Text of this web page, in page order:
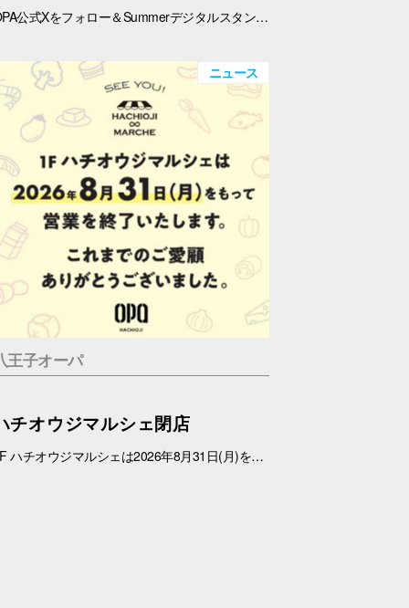
OPA公式Xをフォロー＆Summerデジタルスタンプラリーで撮影したARフォトを投稿して、OPA VIVRE FORUSアプリのショッピングチケットをゲットしよう！ ■ 景品 500円分のアプリショッピングチケットを2枚（計1,000円分）を抽選で20名さまにプレゼント！ ※税込2,000円で使える500円のショッピングチケットを2枚進呈します。 ■ 応募期間 2026年8月1日(土) ～ 8月30日(日) 23:59まで ※当選者には8月31日(月)以降にDMにてご連絡いたします。 ■ 応募方法 OPA公式X（@opa_vivre_forus）をフォロー Summerデジタルスタンプラリーに参加して、ARフォトを撮影 ハッシュタグ「#おぱんちゅうさぎOPA」「#おぱんちゅうさぎFORUS」「#おぱんちゅうさぎVIVRE」のいずれかをつけて、撮影したARフォトを投稿！ ■ ご注意・各種規約 【撮影・投稿に関する注意】 撮影の際は、周囲のお客さまの通行の妨げにならないようご注意ください。 店内での撮影の際は、各店舗のルールやご案内に沿ってお楽しみください。 ARフォトの撮影、投稿するARフォトは、他のお客さまの顔等が映らないようご配慮をお願いいたします。 危険な行為（階段や無理な姿勢など）はお控えください。 【個人情報・権利に関する注意】 ARフォトの撮影・投稿にあたっては、他のお客さまのプライバシーにご配慮いただき、顔等が写り込まないようお願いいたします。 他のお客さまや第三者が写る場合は、必ずご本人の許可を得たうえで投稿してください。 投稿写真に含まれる著作物（ポスター・商品デザイン等）についてもご配慮ください。 SNSの性質上、投稿された写真は他の利用者に保存・共有される場合がございます。ご理解のうえご参加いただけますと幸いです。 【SNS投稿ルール】 投稿内容が公序良俗に反する場合や、不適切と判断される場合は応募対象外となります。 非公開アカウントからの投稿は応募対象外となる場合がございます。 ハッシュタグや応募条件を満たしていない場合、抽選対象外となる場合がございます。 【キャンペーン関連】 賞品の内容は予告なく変更となる場合がございます。 投稿いただいた画像は、当選者の選定のみに使用し、その他の目的で使用することはございません。
ニュース
王子オーパ
チオウジマルシェ閉店
1F ハチオウジマルシェは2026年8月31日(月)をもちまして、営業を終了させていただきます。 これまでのご愛顧ありがとうございました。 また、1Fフロアにつきましては、今冬にリニューアルを予定しております。